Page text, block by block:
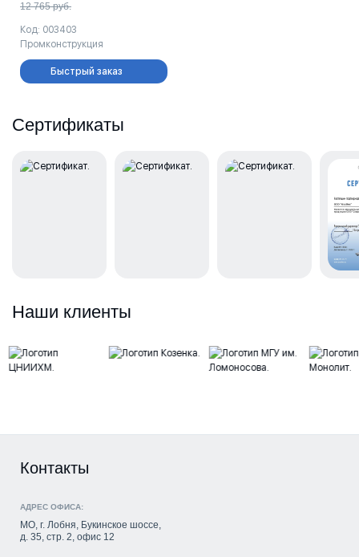
12 765руб.
Код: 003403
Промконструкция
Быстрый заказ
Сертификаты
Наши клиенты
Контакты
АДРЕС ОФИСА:
МО, г. Лобня, Букинское шоссе,
д. 35, стр. 2, офис 12